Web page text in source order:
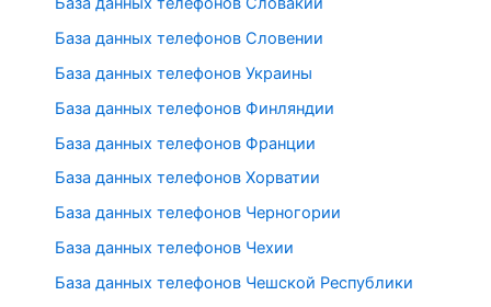
База данных телефонов Словении
База данных телефонов Украины
База данных телефонов Финляндии
База данных телефонов Франции
База данных телефонов Хорватии
База данных телефонов Черногории
База данных телефонов Чехии
База данных телефонов Чешской Республики